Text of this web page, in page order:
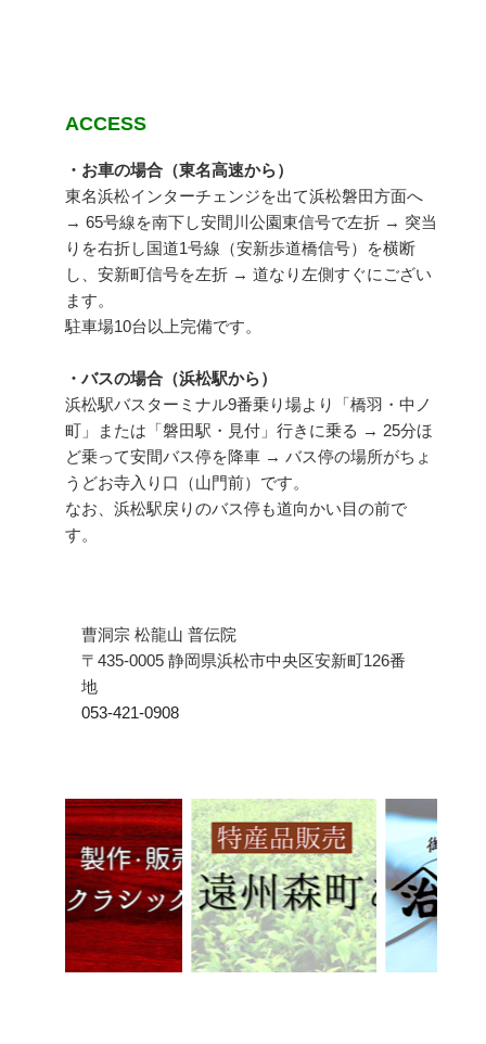
ACCESS
・お車の場合（東名高速から）
東名浜松インターチェンジを出て浜松磐田方面へ
→ 65号線を南下し安間川公園東信号で左折 → 突当
りを右折し国道1号線（安新歩道橋信号）を横断
し、安新町信号を左折 → 道なり左側すぐにござい
ます。
駐車場10台以上完備です。
・バスの場合（浜松駅から）
浜松駅バスターミナル9番乗り場より「橋羽・中ノ
町」または「磐田駅・見付」行きに乗る → 25分ほ
ど乗って安間バス停を降車 → バス停の場所がちょ
うどお寺入り口（山門前）です。
なお、浜松駅戻りのバス停も道向かい目の前で
す。
曹洞宗 松龍山 普伝院
〒435-0005 静岡県浜松市中央区安新町126番
地
053-421-0908